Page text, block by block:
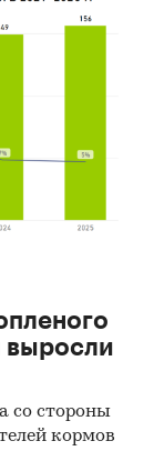
выросли
со стороны
кормов